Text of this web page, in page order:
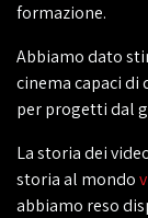
formazione.
Abbiamo dato
cinema capaci di
per progetti dal
La storia dei
storia al mondo
abbiamo reso